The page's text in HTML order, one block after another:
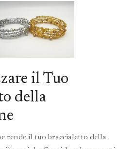
il Tuo
della
rende il tuo braccialetto della